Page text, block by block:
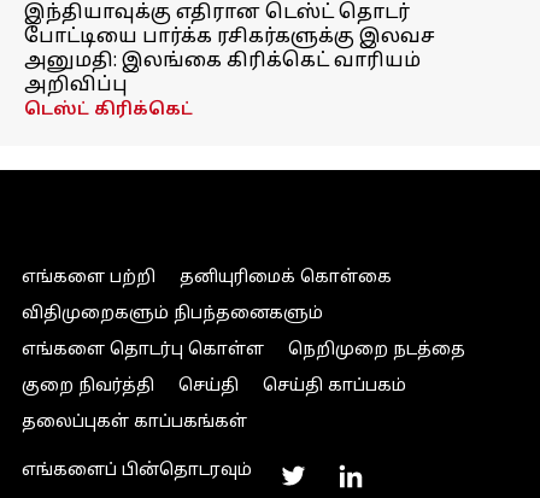
இந்தியாவுக்கு எதிரான டெஸ்ட் தொடர்
போட்டியை பார்க்க ரசிகர்களுக்கு இலவச
அனுமதி: இலங்கை கிரிக்கெட் வாரியம்
அறிவிப்பு
டெஸ்ட் கிரிக்கெட்
எங்களை பற்றி
தனியுரிமைக் கொள்கை
விதிமுறைகளும் நிபந்தனைகளும்
எங்களை தொடர்பு கொள்ள
நெறிமுறை நடத்தை
குறை நிவர்த்தி
செய்தி
செய்தி காப்பகம்
தலைப்புகள் காப்பகங்கள்
எங்களைப் பின்தொடரவும்